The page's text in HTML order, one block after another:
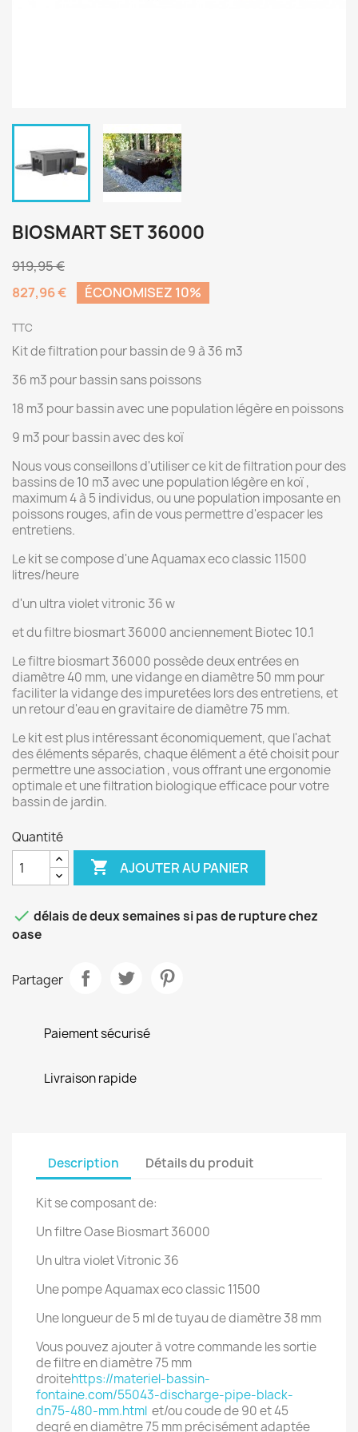
BIOSMART SET 36000
919,95 €
827,96 €
ÉCONOMISEZ 10%
TTC
Kit de filtration pour bassin de 9 à 36 m3
36 m3 pour bassin sans poissons
18 m3 pour bassin avec une population légère en poissons
9 m3 pour bassin avec des koï
Nous vous conseillons d'utiliser ce kit de filtration pour des
bassins de 10 m3 avec une population légère en koï ,
maximum 4 à 5 individus, ou une population imposante en
poissons rouges, afin de vous permettre d'espacer les
entretiens.
Le kit se compose d'une Aquamax eco classic 11500
litres/heure
d'un ultra violet vitronic 36 w
et du filtre biosmart 36000 anciennement Biotec 10.1
Le filtre biosmart 36000 possède deux entrées en
diamètre 40 mm, une vidange en diamètre 50 mm pour
faciliter la vidange des impuretées lors des entretiens, et
un retour d'eau en gravitaire de diamètre 75 mm.
Le kit est plus intéressant économiquement, que l'achat
des éléments séparés, chaque élément a été choisit pour
permettre une association , vous offrant une ergonomie
optimale et une filtration biologique efficace pour votre
bassin de jardin.
Quantité
 AJOUTER AU PANIER
 délais de deux semaines si pas de rupture chez
oase
Partager
Paiement sécurisé
Livraison rapide
Description Détails du produit
Kit se composant de:
Un filtre Oase Biosmart 36000
Un ultra violet Vitronic 36
Une pompe Aquamax eco classic 11500
Une longueur de 5 ml de tuyau de diamètre 38 mm
Vous pouvez ajouter à votre commande les sortie
de filtre en diamètre 75 mm
droitehttps://materiel-bassin-
fontaine.com/55043-discharge-pipe-black-
dn75-480-mm.html et/ou coude de 90 et 45
degré en diamètre 75 mm précisément adaptée